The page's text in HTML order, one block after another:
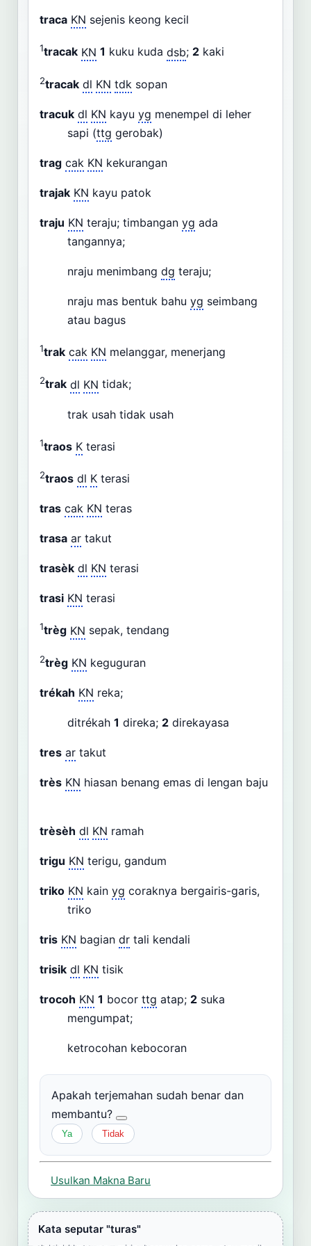
traca KN sejenis keong kecil
1tracak KN 1 kuku kuda dsb; 2 kaki
2tracak dl KN tdk sopan
tracuk dl KN kayu yg menempel di leher
sapi (ttg gerobak)
trag cak KN kekurangan
trajak KN kayu patok
traju KN teraju; timbangan yg ada
tangannya;
nraju menimbang dg teraju;
nraju mas bentuk bahu yg seimbang
atau bagus
1trak cak KN melanggar, menerjang
2trak dl KN tidak;
trak usah tidak usah
1traos K terasi
2traos dl K terasi
tras cak KN teras
trasa ar takut
trasèk dl KN terasi
trasi KN terasi
1trèg KN sepak, tendang
2trèg KN keguguran
trékah KN reka;
ditrékah 1 direka; 2 direkayasa
tres ar takut
très KN hiasan benang emas di lengan baju
trèsèh dl KN ramah
trigu KN terigu, gandum
triko KN kain yg coraknya bergairis-garis,
triko
tris KN bagian dr tali kendali
trisik dl KN tisik
trocoh KN 1 bocor ttg atap; 2 suka
mengumpat;
ketrocohan kebocoran
Apakah terjemahan sudah benar dan
membantu?
Ya Tidak
Usulkan Makna Baru
Kata seputar "turas"